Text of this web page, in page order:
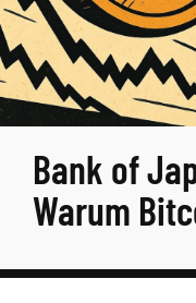
Bank of
Warum